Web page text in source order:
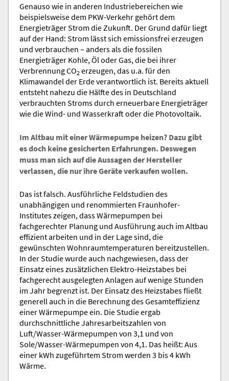
Genauso wie in anderen Industriebereichen wie
beispielsweise dem PKW-Verkehr gehört dem
Energieträger Strom die Zukunft. Der Grund dafür liegt
auf der Hand: Strom lässt sich emissionsfrei erzeugen
und verbrauchen – anders als die fossilen
Energieträger Kohle, Öl oder Gas, die bei ihrer
Verbrennung CO2 erzeugen, das u.a. für den
Klimawandel der Erde verantwortlich ist. Bereits aktuell
entsteht nahezu die Hälfte des in Deutschland
verbrauchten Stroms durch erneuerbare Energieträger
wie die Wind- und Wasserkraft oder die Photovoltaik.
Im Altbau mit einer Wärmepumpe heizen? Dazu gibt
es doch keine gesicherten Erfahrungen. Deswegen
muss man sich auf die Aussagen der Hersteller
verlassen, die nur ihre Geräte verkaufen wollen.
Das ist falsch. Ausführliche Feldstudien des
unabhängigen und renommierten Fraunhofer-
Institutes zeigen, dass Wärmepumpen bei
fachgerechter Planung und Ausführung auch im Altbau
effizient arbeiten und in der Lage sind, die
gewünschten Wohnraumtemperaturen bereitzustellen.
In der Studie wurde auch nachgewiesen, dass der
Einsatz eines zusätzlichen Elektro-Heizstabes bei
fachgerecht ausgelegten Anlagen auf wenige Stunden
im Jahr begrenzt ist. Der Einsatz des Heizstabes fließt
generell auch in die Berechnung des Gesamteffizienz
einer Wärmepumpe ein. Die Studie ergab
durchschnittliche Jahresarbeitszahlen von
Luft/Wasser-Wärmepumpen von 3,1 und von
Sole/Wasser-Wärmepumpen von 4,1. Das heißt: Aus
einer kWh zugeführtem Strom werden 3 bis 4 kWh
Wärme.